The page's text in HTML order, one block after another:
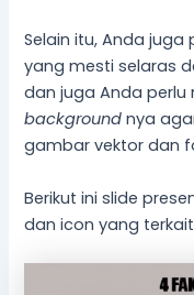
Selain itu, Anda
yang mesti selaras
dan juga Anda
background nya
gambar vektor dan
Berikut ini slide
dan icon yang